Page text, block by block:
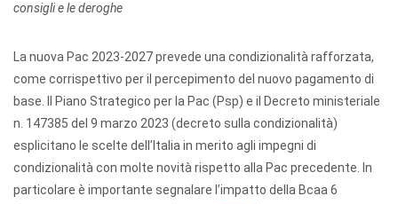
consigli e le deroghe
La nuova Pac 2023-2027 prevede una condizionalità rafforzata,
come corrispettivo per il percepimento del nuovo pagamento di
base. Il Piano Strategico per la Pac (Psp) e il Decreto ministeriale
n. 147385 del 9 marzo 2023 (decreto sulla condizionalità)
esplicitano le scelte dell’Italia in merito agli impegni di
condizionalità con molte novità rispetto alla Pac precedente. In
particolare è importante segnalare l’impatto della Bcaa 6